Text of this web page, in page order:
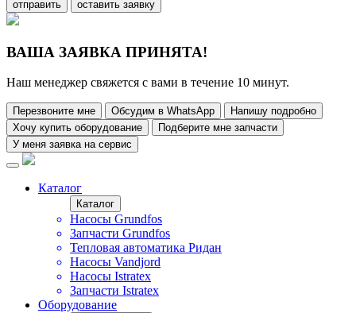
отправить оставить заявку
ВАША ЗАЯВКА ПРИНЯТА!
Наш менеджер свяжется с вами в течение 10 минут.
Перезвоните мне Обсудим в WhatsApp
Напишу подробно
Хочу купить оборудование
Подберите мне запчасти
У меня заявка на сервис
Каталог
Каталог
Насосы Grundfos
Запчасти Grundfos
Тепловая автоматика Ридан
Насосы Vandjord
Насосы Istratex
Запчасти Istratex
Оборудование